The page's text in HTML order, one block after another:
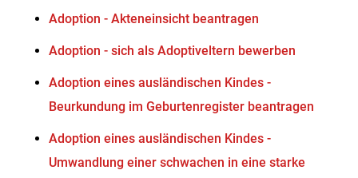
Adoption - Akteneinsicht beantragen
Adoption - sich als Adoptiveltern bewerben
Adoption eines ausländischen Kindes -
Beurkundung im Geburtenregister beantragen
Adoption eines ausländischen Kindes -
Umwandlung einer schwachen in eine starke